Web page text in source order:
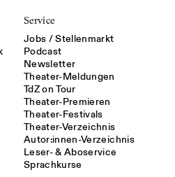
Service
Jobs / Stellenmarkt
Podcast
Newsletter
Theater-Meldungen
TdZ on Tour
Theater-Premieren
Theater-Festivals
Theater-Verzeichnis
Autor:innen-Verzeichnis
Leser- & Aboservice
Sprachkurse